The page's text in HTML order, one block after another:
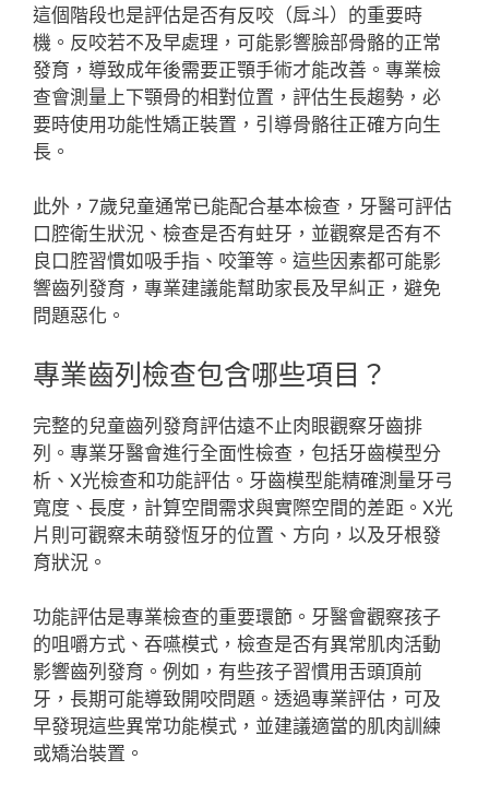
這個階段也是評估是否有反咬（戽斗）的重要時
機。反咬若不及早處理，可能影響臉部骨骼的正常
發育，導致成年後需要正顎手術才能改善。專業檢
查會測量上下顎骨的相對位置，評估生長趨勢，必
要時使用功能性矯正裝置，引導骨骼往正確方向生
長。
此外，7歲兒童通常已能配合基本檢查，牙醫可評估
口腔衛生狀況、檢查是否有蛀牙，並觀察是否有不
良口腔習慣如吸手指、咬筆等。這些因素都可能影
響齒列發育，專業建議能幫助家長及早糾正，避免
問題惡化。
專業齒列檢查包含哪些項目？
完整的兒童齒列發育評估遠不止肉眼觀察牙齒排
列。專業牙醫會進行全面性檢查，包括牙齒模型分
析、X光檢查和功能評估。牙齒模型能精確測量牙弓
寬度、長度，計算空間需求與實際空間的差距。X光
片則可觀察未萌發恆牙的位置、方向，以及牙根發
育狀況。
功能評估是專業檢查的重要環節。牙醫會觀察孩子
的咀嚼方式、吞嚥模式，檢查是否有異常肌肉活動
影響齒列發育。例如，有些孩子習慣用舌頭頂前
牙，長期可能導致開咬問題。透過專業評估，可及
早發現這些異常功能模式，並建議適當的肌肉訓練
或矯治裝置。